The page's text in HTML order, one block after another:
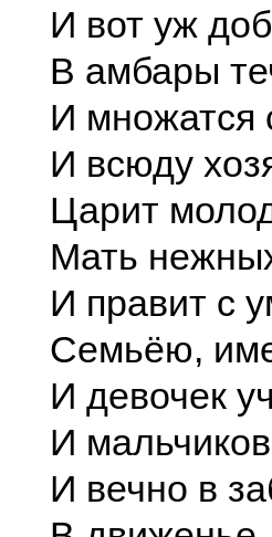
И вот уж
В амбары
И множатся
И всюду
Царит
Мать
И правит с
Семьёю,
И девочек
И
И вечно в